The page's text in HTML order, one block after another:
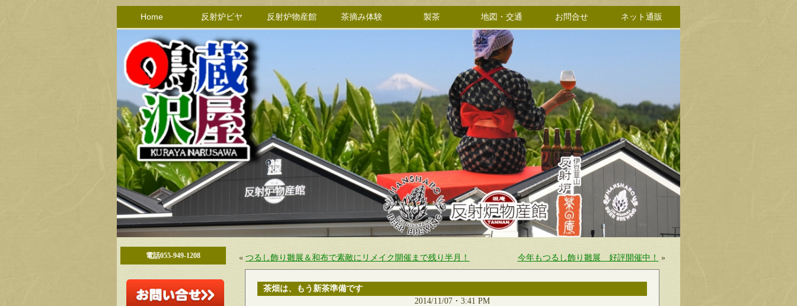
Home 反射炉ビヤ 反射炉物産館 茶摘み体験 製茶 地図・交通 お問合せ ネット通販
電話055-949-1208 « つるし飾り雛展＆和布で素敵にリメイク開催まで残り半月！ 今年もつるし飾り雛展 好評開催中！ »
茶畑は、もう新茶準備です
2014/11/07・3:41 PM